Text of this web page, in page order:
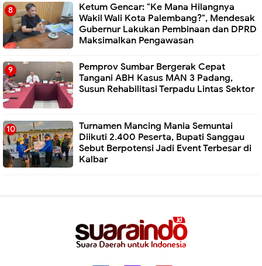
Ketum Gencar: "Ke Mana Hilangnya
Wakil Wali Kota Palembang?", Mendesak
Gubernur Lakukan Pembinaan dan DPRD
Maksimalkan Pengawasan
Pemprov Sumbar Bergerak Cepat
Tangani ABH Kasus MAN 3 Padang,
Susun Rehabilitasi Terpadu Lintas Sektor
Turnamen Mancing Mania Semuntai
Diikuti 2.400 Peserta, Bupati Sanggau
Sebut Berpotensi Jadi Event Terbesar di
Kalbar